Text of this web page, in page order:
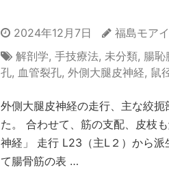
2024年12月7日
福島モアイ
解剖学, 手技療法, 未分類, 腸恥
孔, 血管裂孔, 外側大腿皮神経, 鼠
外側大腿皮神経の走行、主な絞
た。 合わせて、筋の支配、皮枝
神経」 走行 L23（主L２）から
て腸骨筋の表 …